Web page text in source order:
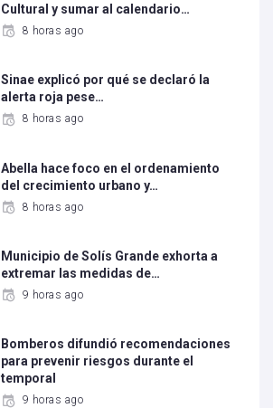
Cultural y sumar al calendario…
8 horas ago
Sinae explicó por qué se declaró la
alerta roja pese…
8 horas ago
Abella hace foco en el ordenamiento
del crecimiento urbano y…
8 horas ago
Municipio de Solís Grande exhorta a
extremar las medidas de…
9 horas ago
Bomberos difundió recomendaciones
para prevenir riesgos durante el
temporal
9 horas ago